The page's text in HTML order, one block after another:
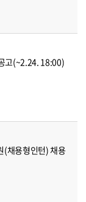
고(~2.24. 18:00)
(채용형인턴) 채용